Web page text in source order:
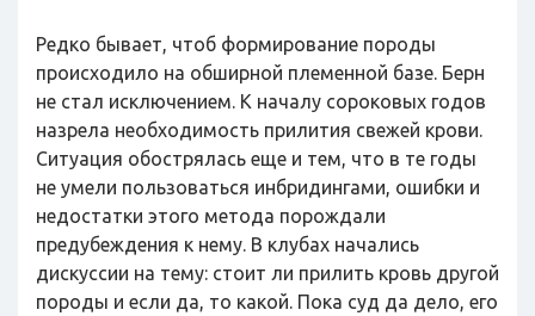
Редко бывает, чтоб формирование породы
происходило на обширной племенной базе. Берн
не стал исключением. К началу сороковых годов
назрела необходимость прилития свежей крови.
Ситуация обострялась еще и тем, что в те годы
не умели пользоваться инбридингами, ошибки и
недостатки этого метода порождали
предубеждения к нему. В клубах начались
дискуссии на тему: стоит ли прилить кровь другой
породы и если да, то какой. Пока суд да дело, его